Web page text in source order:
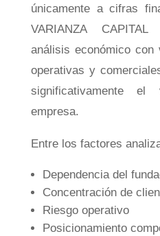
únicamente a cifras
VARIANZA CAPITAL
análisis económico con
operativas y
significativamente
empresa.
Entre los factores
Dependencia del
Concentración de
Riesgo operativo
Posicionamiento